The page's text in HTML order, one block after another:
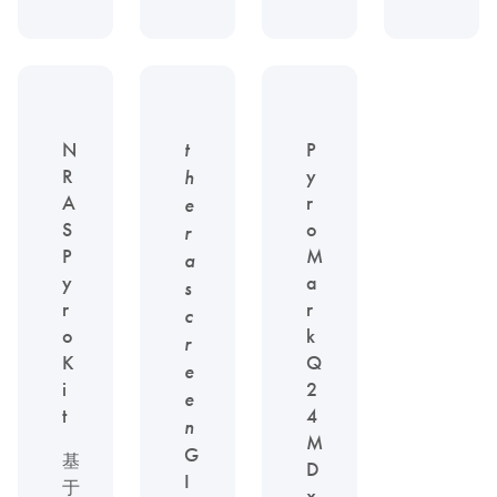
N
R
A
S
P
y
r
o
K
i
t
基
于
t
h
e
r
a
s
c
r
e
e
n
G
I
P
y
r
o
M
a
r
k
Q
2
4
M
D